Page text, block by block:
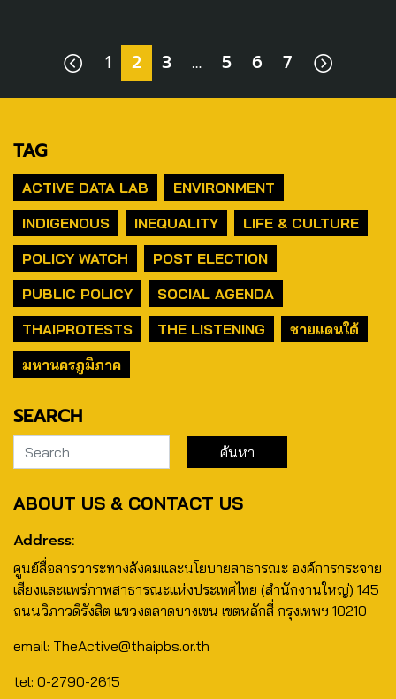
1 2 3 … 5 6 7
TAG
ACTIVE DATA LAB
ENVIRONMENT
INDIGENOUS
INEQUALITY
LIFE & CULTURE
POLICY WATCH
POST ELECTION
PUBLIC POLICY
SOCIAL AGENDA
THAIPROTESTS
THE LISTENING
ชายแดนใต้
มหานครภูมิภาค
SEARCH
ABOUT US & CONTACT US
Address:
ศูนย์สื่อสารวาระทางสังคมและนโยบายสาธารณะ องค์การกระจาย
เสียงและแพร่ภาพสาธารณะแห่งประเทศไทย (สำนักงานใหญ่) 145
ถนนวิภาวดีรังสิต แขวงตลาดบางเขน เขตหลักสี่ กรุงเทพฯ 10210
email: TheActive@thaipbs.or.th
tel: 0-2790-2615